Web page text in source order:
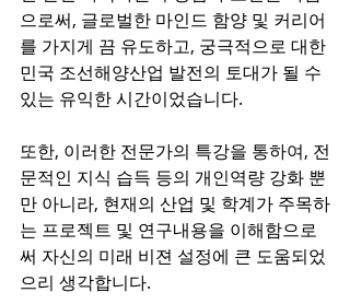
으로써, 글로벌한 마인드 함양 및 커리어
를 가지게 끔 유도하고, 궁극적으로 대한
민국 조선해양산업 발전의 토대가 될 수
있는 유익한 시간이었습니다.
또한, 이러한 전문가의 특강을 통하여, 전
문적인 지식 습득 등의 개인역량 강화 뿐
만 아니라, 현재의 산업 및 학계가 주목하
는 프로젝트 및 연구내용을 이해함으로
써 자신의 미래 비젼 설정에 큰 도움되었
으리 생각합니다.